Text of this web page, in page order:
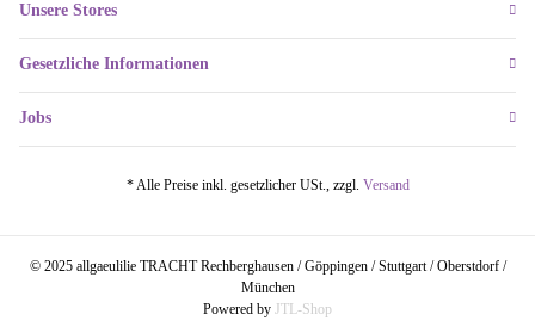
Unsere Stores
Gesetzliche Informationen
Jobs
* Alle Preise inkl. gesetzlicher USt., zzgl. Versand
© 2025 allgaeulilie TRACHT Rechberghausen / Göppingen / Stuttgart / Oberstdorf /
München
Powered by JTL-Shop